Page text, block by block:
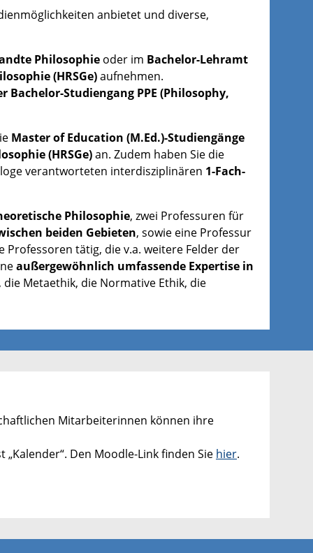
anbietet und diverse,
Philosophieoder im Bachelor-Lehramt
(HRSGe)aufnehmen.
Studiengang PPE (Philosophy,
Master of Education (M.Ed.)-Studiengänge
(HRSGe)an. Zudem haben Sie die
verantworteten interdisziplinären 1-Fach-
Philosophie, zwei Professuren für
beiden Gebieten, sowie eine Professur
tätig, die v.a. weitere Felder der
außergewöhnlich umfassende Expertise in
Metaethik, die Normative Ethik, die
Mitarbeiterinnen können ihre
Den Moodle-Link finden Sie hier.